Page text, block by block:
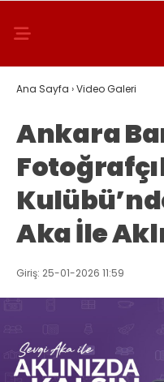
Ana Sayfa ›Video Galeri
Ankara
Aka İle
Giriş: 25-01-2026 11:59